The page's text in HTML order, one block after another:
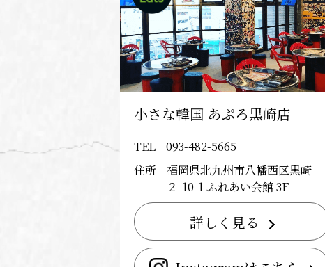
小さな韓国 あぷろ黒崎店
TEL
093-482-5665
住所
福岡県北九州市八幡西区黒崎
２-10-1 ふれあい会館 3F
詳しく見る